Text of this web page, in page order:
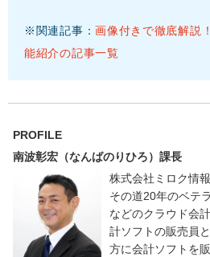
※関連記事：画像付きで徹底解説
能紹介の記事一覧
PROFILE
南波彰宏（なんばのりひろ）課長
株式会社ミロク情
その道20年のベテ
などのクラウド会
計ソフトの販売員
方に会計ソフトを